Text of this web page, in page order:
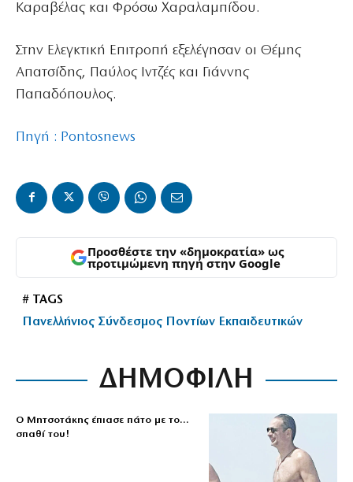
Καραβέλας και Φρόσω Χαραλαμπίδου.
Στην Ελεγκτική Επιτροπή εξελέγησαν οι Θέμης
Απατσίδης, Παύλος Ιντζές και Γιάννης
Παπαδόπουλος.
Πηγή : Pontosnews
Προσθέστε την «δημοκρατία» ως
προτιμώμενη πηγή στην Google
# TAGS
Πανελλήνιος Σύνδεσμος Ποντίων Εκπαιδευτικών
ΔΗΜΟΦΙΛΗ
Ο Μητσοτάκης έπιασε πάτο με το…
σπαθί του!